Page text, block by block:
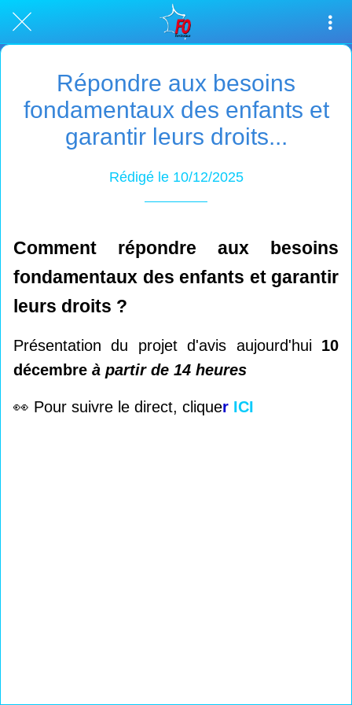
Répondre aux besoins
fondamentaux des enfants et
garantir leurs droits...
Rédigé le 10/12/2025
Comment répondre aux besoins
fondamentaux des enfants et garantir
leurs droits ?
Présentation du projet d'avis aujourd'hui 10
décembre à partir de 14 heures
👀 Pour suivre le direct, cliquer ICI